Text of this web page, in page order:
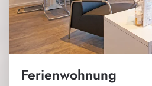
Ferienwohnung